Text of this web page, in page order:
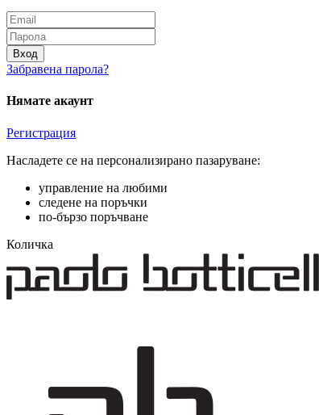
Вход
Забравена парола?
Нямате акаунт
Регистрация
Насладете се на персонализирано пазаруване:
управление на любими
следене на поръчки
по-бързо поръчване
Количка